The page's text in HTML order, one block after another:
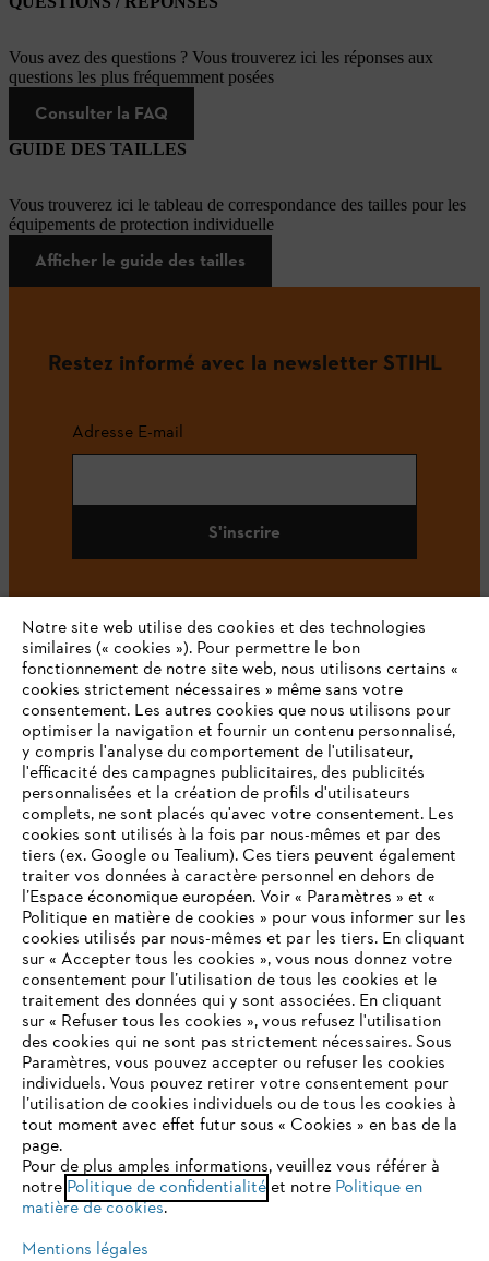
Vous avez des questions ? Vous trouverez ici les réponses aux
questions les plus fréquemment posées
Consulter la FAQ
GUIDE DES TAILLES
Vous trouverez ici le tableau de correspondance des tailles pour les
équipements de protection individuelle
Afficher le guide des tailles
Restez informé avec la newsletter STIHL
Adresse E-mail
S'inscrire
#STIHL
L'Entreprise
STIHL FAQ
Contact
Politique de protection des données
Mentions légales Utilisation des cookies
VOTRE NAVIGATEUR INTERNET
N'EST PLUS PRIS EN CHARGE
Vous utilisez un navigateur Internet que nous ne prenons plus
en charge, et certaines fonctionnalités de notre site ne
peuvent fonctionner correctement. Pour une utilisation
optimale de notre site, nous vous recommandons de passer à
l'un des navigateurs suivants :
Notre site web utilise des cookies et des technologies
similaires (« cookies »). Pour permettre le bon
fonctionnement de notre site web, nous utilisons certains «
cookies strictement nécessaires » même sans votre
consentement. Les autres cookies que nous utilisons pour
optimiser la navigation et fournir un contenu personnalisé,
y compris l'analyse du comportement de l'utilisateur,
l'efficacité des campagnes publicitaires, des publicités
personnalisées et la création de profils d'utilisateurs
complets, ne sont placés qu'avec votre consentement. Les
cookies sont utilisés à la fois par nous-mêmes et par des
tiers (ex. Google ou Tealium). Ces tiers peuvent également
traiter vos données à caractère personnel en dehors de
l’Espace économique européen. Voir « Paramètres » et «
Politique en matière de cookies » pour vous informer sur les
cookies utilisés par nous-mêmes et par les tiers. En cliquant
sur « Accepter tous les cookies », vous nous donnez votre
consentement pour l’utilisation de tous les cookies et le
traitement des données qui y sont associées. En cliquant
sur « Refuser tous les cookies », vous refusez l'utilisation
des cookies qui ne sont pas strictement nécessaires. Sous
Paramètres, vous pouvez accepter ou refuser les cookies
individuels. Vous pouvez retirer votre consentement pour
l’utilisation de cookies individuels ou de tous les cookies à
tout moment avec effet futur sous « Cookies » en bas de la
page.
Pour de plus amples informations, veuillez vous référer à
notre Politique de confidentialitéet notre Politique en
matière de cookies.
Mentions légales